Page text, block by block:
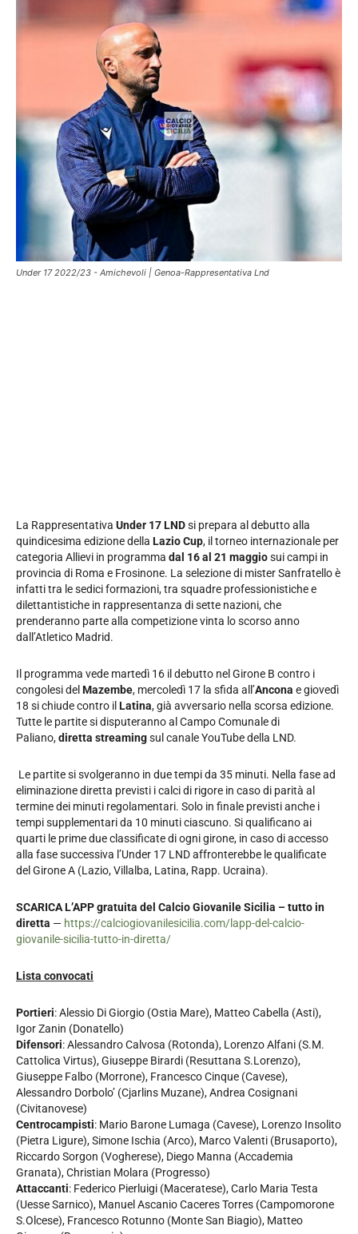
Under 17 2022/23 - Amichevoli | Genoa-Rappresentativa Lnd
La Rappresentativa Under 17 LNDsi prepara al debutto alla
quindicesima edizione della Lazio Cup, il torneo internazionale per
categoria Allievi in programma dal 16 al 21 maggiosui campi in
provincia di Roma e Frosinone. La selezione di mister Sanfratello è
infatti tra le sedici formazioni, tra squadre professionistiche e
dilettantistiche in rappresentanza di sette nazioni, che
prenderanno parte alla competizione vinta lo scorso anno
dall’Atletico Madrid.
Il programma vede martedì 16 il debutto nel Girone B contro i
congolesi del Mazembe, mercoledì 17 la sfida all’Ancona e giovedì
18 si chiude contro il Latina, già avversario nella scorsa edizione.
Tutte le partite si disputeranno al Campo Comunale di
Paliano,diretta streamingsul canale YouTube della LND.
Le partite si svolgeranno in due tempi da 35 minuti. Nella fase ad
eliminazione diretta previsti i calci di rigore in caso di parità al
termine dei minuti regolamentari. Solo in finale previsti anche i
tempi supplementari da 10 minuti ciascuno. Si qualificano ai
quarti le prime due classificate di ogni girone, in caso di accesso
alla fase successiva l’Under 17 LND affronterebbe le qualificate
del Girone A (Lazio, Villalba, Latina, Rapp. Ucraina).
SCARICA L’APP gratuita del Calcio Giovanile Sicilia – tutto in
diretta — https://calciogiovanilesicilia.com/lapp-del-calcio-
giovanile-sicilia-tutto-in-diretta/
Lista convocati
Portieri: Alessio Di Giorgio (Ostia Mare), Matteo Cabella (Asti),
Igor Zanin (Donatello)
Difensori: Alessandro Calvosa (Rotonda), Lorenzo Alfani (S.M.
Cattolica Virtus), Giuseppe Birardi (Resuttana S.Lorenzo),
Giuseppe Falbo (Morrone), Francesco Cinque (Cavese),
Alessandro Dorbolo’ (Cjarlins Muzane), Andrea Cosignani
(Civitanovese)
Centrocampisti: Mario Barone Lumaga (Cavese), Lorenzo Insolito
(Pietra Ligure), Simone Ischia (Arco), Marco Valenti (Brusaporto),
Riccardo Sorgon (Vogherese), Diego Manna (Accademia
Granata), Christian Molara (Progresso)
Attaccanti: Federico Pierluigi (Maceratese), Carlo Maria Testa
(Uesse Sarnico), Manuel Ascanio Caceres Torres (Campomorone
S.Olcese), Francesco Rotunno (Monte San Biagio), Matteo